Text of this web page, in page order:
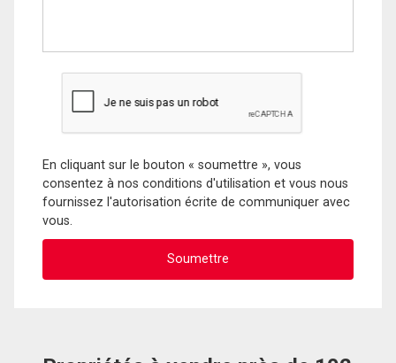
En cliquant sur le bouton « soumettre », vous
consentez à nos conditions d'utilisation et vous nous
fournissez l'autorisation écrite de communiquer avec
vous.